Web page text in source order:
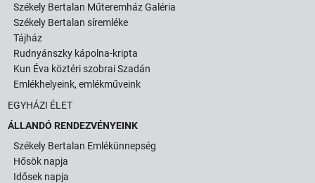
Székely Bertalan Műteremház Galéria
Székely Bertalan síremléke
Tájház
Rudnyánszky kápolna-kripta
Kun Éva köztéri szobrai Szadán
Emlékhelyeink, emlékműveink
EGYHÁZI ÉLET
ÁLLANDÓ RENDEZVÉNYEINK
Székely Bertalan Emlékünnepség
Hősök napja
Idősek napja